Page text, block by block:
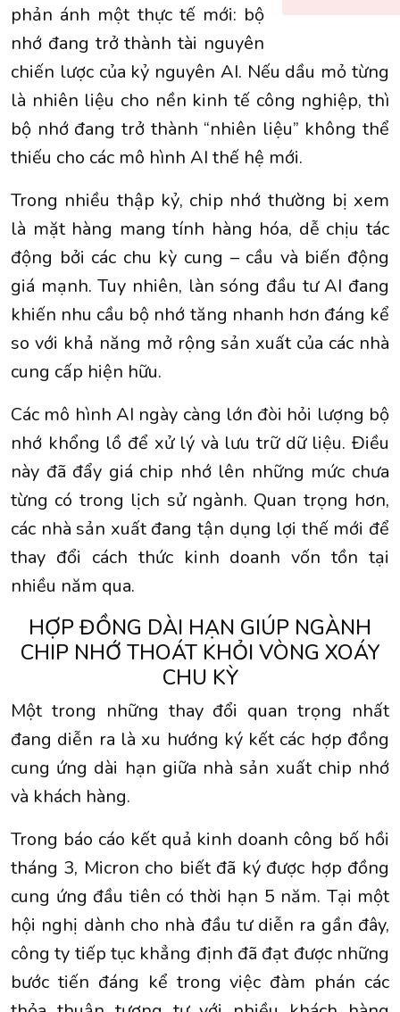
phản ánh một thực tế mới: bộ
nhớ đang trở thành tài nguyên
chiến lược của kỷ nguyên AI. Nếu dầu mỏ từng
là nhiên liệu cho nền kinh tế công nghiệp, thì
bộ nhớ đang trở thành “nhiên liệu” không thể
thiếu cho các mô hình AI thế hệ mới.
Trong nhiều thập kỷ, chip nhớ thường bị xem
là mặt hàng mang tính hàng hóa, dễ chịu tác
động bởi các chu kỳ cung – cầu và biến động
giá mạnh. Tuy nhiên, làn sóng đầu tư AI đang
khiến nhu cầu bộ nhớ tăng nhanh hơn đáng kể
so với khả năng mở rộng sản xuất của các nhà
cung cấp hiện hữu.
Các mô hình AI ngày càng lớn đòi hỏi lượng bộ
nhớ khổng lồ để xử lý và lưu trữ dữ liệu. Điều
này đã đẩy giá chip nhớ lên những mức chưa
từng có trong lịch sử ngành. Quan trọng hơn,
các nhà sản xuất đang tận dụng lợi thế mới để
thay đổi cách thức kinh doanh vốn tồn tại
nhiều năm qua.
HỢP ĐỒNG DÀI HẠN GIÚP NGÀNH
CHIP NHỚ THOÁT KHỎI VÒNG XOÁY
CHU KỲ
Một trong những thay đổi quan trọng nhất
đang diễn ra là xu hướng ký kết các hợp đồng
cung ứng dài hạn giữa nhà sản xuất chip nhớ
và khách hàng.
Trong báo cáo kết quả kinh doanh công bố hồi
tháng 3, Micron cho biết đã ký được hợp đồng
cung ứng đầu tiên có thời hạn 5 năm. Tại một
hội nghị dành cho nhà đầu tư diễn ra gần đây,
công ty tiếp tục khẳng định đã đạt được những
bước tiến đáng kể trong việc đàm phán các